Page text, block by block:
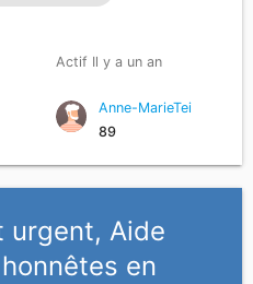
Actif Il y a un an
Anne-MarieTei
89
urgent, Aide
en